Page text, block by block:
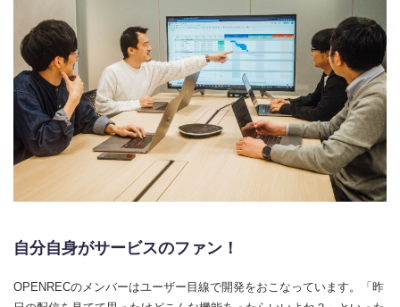
自分自身がサービスのファン！
OPENRECのメンバーはユーザー目線で開発をおこなっています。「昨